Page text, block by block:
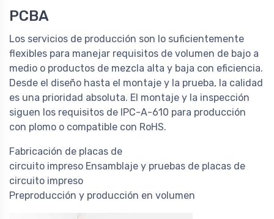
PCBA
Los servicios de producción son lo suficientemente
flexibles para manejar requisitos de volumen de bajo a
medio o productos de mezcla alta y baja con eficiencia.
Desde el diseño hasta el montaje y la prueba, la calidad
es una prioridad absoluta. El montaje y la inspección
siguen los requisitos de IPC-A-610 para producción
con plomo o compatible con RoHS.
Fabricación de placas de
circuito impreso Ensamblaje y pruebas de placas de
circuito impreso
Preproducción y producción en volumen